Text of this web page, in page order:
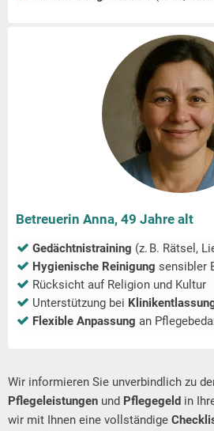
Betreuerin Anna, 49 Jahre alt
Gedächtnistraining (z. B. Rätsel,
Hygienische Reinigung sensibler
Rücksicht auf Religion und Kultur
Unterstützung bei
Flexible Anpassung an
Wir informieren Sie unverbindlich zu
Pflegeleistungen und Pflegegeld in
wir mit Ihnen eine vollständige